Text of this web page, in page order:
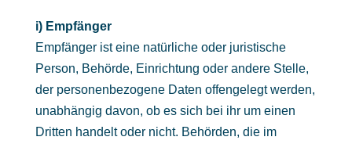
i) Empfänger
Empfänger ist eine natürliche oder juristische
Person, Behörde, Einrichtung oder andere Stelle,
der personenbezogene Daten offengelegt werden,
unabhängig davon, ob es sich bei ihr um einen
Dritten handelt oder nicht. Behörden, die im